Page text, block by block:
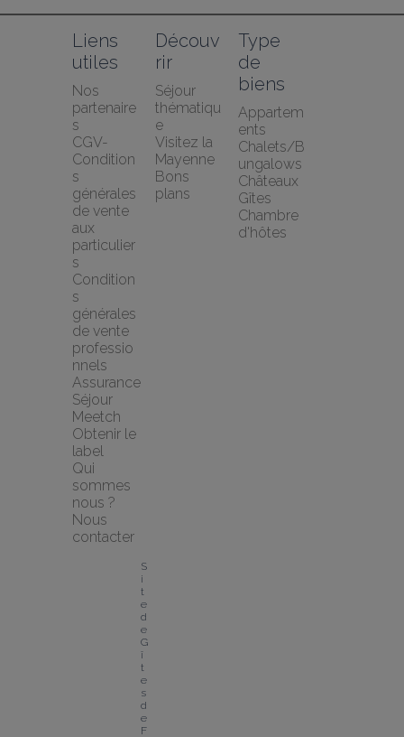
Liens
utiles
Nos
partenaire
s
CGV-
Condition
s
générales
de vente
aux
particulier
s
Condition
s
générales
de vente
professio
nnels
Assurance
Séjour
Meetch
Obtenir le
label
Qui
sommes
nous ?
Nous
contacter
Découv
rir
Séjour
thématiqu
e
Visitez la
Mayenne
Bons
plans
Type
de
biens
Appartem
ents
Chalets/B
ungalows
Châteaux
Gîtes
Chambre
d'hôtes
S
i
t
e
d
e
G
î
t
e
s
d
e
F